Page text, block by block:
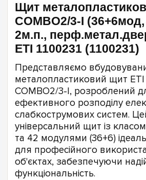
Щит
COMBO2/3-I
2м.п.,
ETI 1100231 (1100231)
Представляємо
металопластиковий щит ETI
COMBO2/3-I, розроблений
ефективного розподілу
слабкострумових систем.
універсальний щит із
та 42 модулями (36+6)
для професійного
об'єктах, забезпечуючи
функціональність.